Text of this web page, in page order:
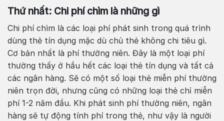
Thứ nhất: Chi phí chìm là những gì
Chi phí chìm là các loại phí phát sinh trong quá trình
dùng thẻ tín dụng mặc dù chủ thẻ không chi tiêu gì.
Cơ bản nhất là phí thường niên. Đây là một loại phí
thường thấy ở hầu hết các loại thẻ tín dụng và tất cả
các ngân hàng. Sẽ có một số loại thẻ miễn phí thường
niên trọn đời, nhưng cũng có những loại thẻ chỉ miễn
phí 1-2 năm đầu. Khi phát sinh phí thường niên, ngân
hàng sẽ tự động tính phí trong thẻ, như vậy là người